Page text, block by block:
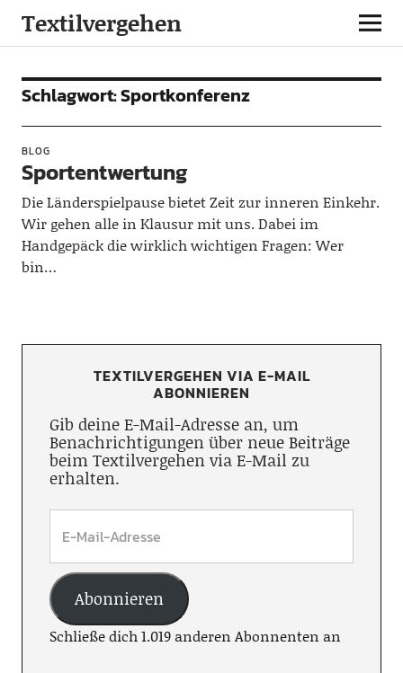
Textilvergehen
Schlagwort:Sportkonferenz
BLOG
Sportentwertung
Die Länderspielpause bietet Zeit zur inneren Einkehr.
Wir gehen alle in Klausur mit uns. Dabei im
Handgepäck die wirklich wichtigen Fragen: Wer
bin…
TEXTILVERGEHEN VIA E-MAIL
ABONNIEREN
Gib deine E-Mail-Adresse an, um
Benachrichtigungen über neue Beiträge
beim Textilvergehen via E-Mail zu
erhalten.
Abonnieren
Schließe dich 1.019 anderen Abonnenten an